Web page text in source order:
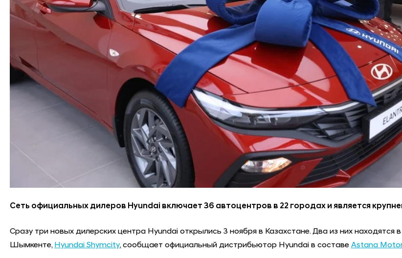
Сеть официальных дилеров Hyundai включает 36 автоцентров в 22 городах и является
Сразу три новых дилерских центра Hyundai открылись 3 ноября в Казахстане. Два из них находятся
Шымкенте, Hyundai Shymcity, сообщает официальный дистрибьютор Hyundai в составе Astana